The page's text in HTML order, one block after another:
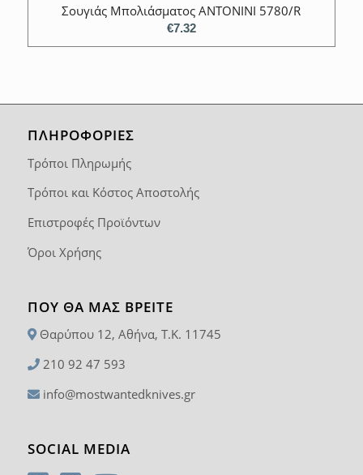
Σουγιάς Μπολιάσματος ANTONINI 5780/R
€7.32
ΠΛΗΡΟΦΟΡΙΕΣ
Τρόποι Πληρωμής
Τρόποι και Κόστος Αποστολής
Επιστροφές Προϊόντων
Όροι Χρήσης
ΠΟΥ ΘΑ ΜΑΣ ΒΡΕΊΤΕ
Θαρύπου 12, Αθήνα, T.K. 11745
210 92 47 593
info@mostwantedknives.gr
SOCIAL MEDIA